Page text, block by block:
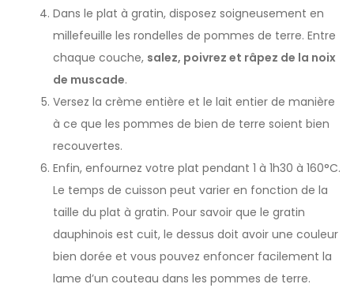
Dans le plat à gratin, disposez soigneusement en
millefeuille les rondelles de pommes de terre. Entre
chaque couche, salez, poivrez et râpez de la noix
de muscade.
Versez la crème entière et le lait entier de manière
à ce que les pommes de bien de terre soient bien
recouvertes.
Enfin, enfournez votre plat pendant 1 à 1h30 à 160°C.
Le temps de cuisson peut varier en fonction de la
taille du plat à gratin. Pour savoir que le gratin
dauphinois est cuit, le dessus doit avoir une couleur
bien dorée et vous pouvez enfoncer facilement la
lame d’un couteau dans les pommes de terre.